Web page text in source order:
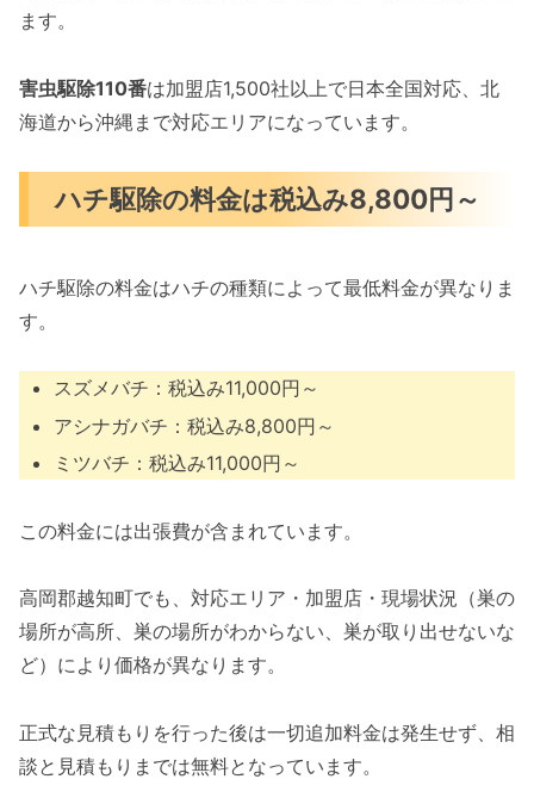
ます。
害虫駆除110番は加盟店1,500社以上で日本全国対応、北
海道から沖縄まで対応エリアになっています。
ハチ駆除の料金は税込み8,800円～
ハチ駆除の料金はハチの種類によって最低料金が異なりま
す。
スズメバチ：税込み11,000円～
アシナガバチ：税込み8,800円～
ミツバチ：税込み11,000円～
この料金には出張費が含まれています。
高岡郡越知町でも、対応エリア・加盟店・現場状況（巣の
場所が高所、巣の場所がわからない、巣が取り出せないな
ど）により価格が異なります。
正式な見積もりを行った後は一切追加料金は発生せず、相
談と見積もりまでは無料となっています。